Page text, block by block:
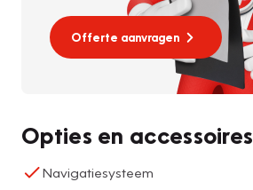
Offerte aanvragen
Opties en accessoires
Navigatiesysteem